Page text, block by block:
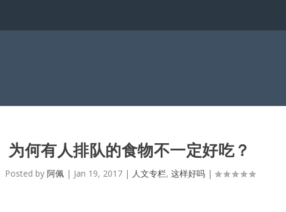
为何有人排队的食物不一定好吃？
Posted by 阿佩| Jan 19, 2017| 人文专栏, 这样好吗|